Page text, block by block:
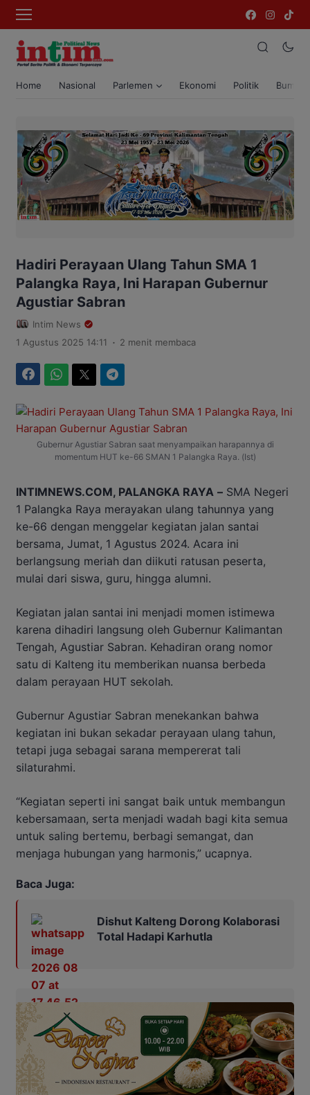
Home Nasional Parlemen Ekonomi Politik Bumi
Hadiri Perayaan Ulang Tahun SMA 1
Palangka Raya, Ini Harapan Gubernur
Agustiar Sabran
Intim News
1 Agustus 2025 14:11
. 2 menit membaca
Gubernur Agustiar Sabran saat menyampaikan harapannya di
momentum HUT ke-66 SMAN 1 Palangka Raya. (Ist)
INTIMNEWS.COM, PALANGKA RAYA – SMA Negeri
1 Palangka Raya merayakan ulang tahunnya yang
ke-66 dengan menggelar kegiatan jalan santai
bersama, Jumat, 1 Agustus 2024. Acara ini
berlangsung meriah dan diikuti ratusan peserta,
mulai dari siswa, guru, hingga alumni.
Kegiatan jalan santai ini menjadi momen istimewa
karena dihadiri langsung oleh Gubernur Kalimantan
Tengah, Agustiar Sabran. Kehadiran orang nomor
satu di Kalteng itu memberikan nuansa berbeda
dalam perayaan HUT sekolah.
Gubernur Agustiar Sabran menekankan bahwa
kegiatan ini bukan sekadar perayaan ulang tahun,
tetapi juga sebagai sarana mempererat tali
silaturahmi.
“Kegiatan seperti ini sangat baik untuk membangun
kebersamaan, serta menjadi wadah bagi kita semua
untuk saling bertemu, berbagi semangat, dan
menjaga hubungan yang harmonis,” ucapnya.
Baca Juga:
Dishut Kalteng Dorong Kolaborasi
Total Hadapi Karhutla